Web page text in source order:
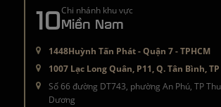
10Chi nhánh khu vực
Miền Nam
1448Huỳnh Tấn Phát - Quận 7 - TPHCM
1007 Lạc Long Quân, P11, Q. Tân Bình,
Số 66 đường DT743, phường An Phú, TP
Dương